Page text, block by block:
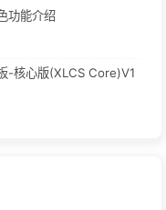
功能介绍
-核心版(XLCS Core)V1